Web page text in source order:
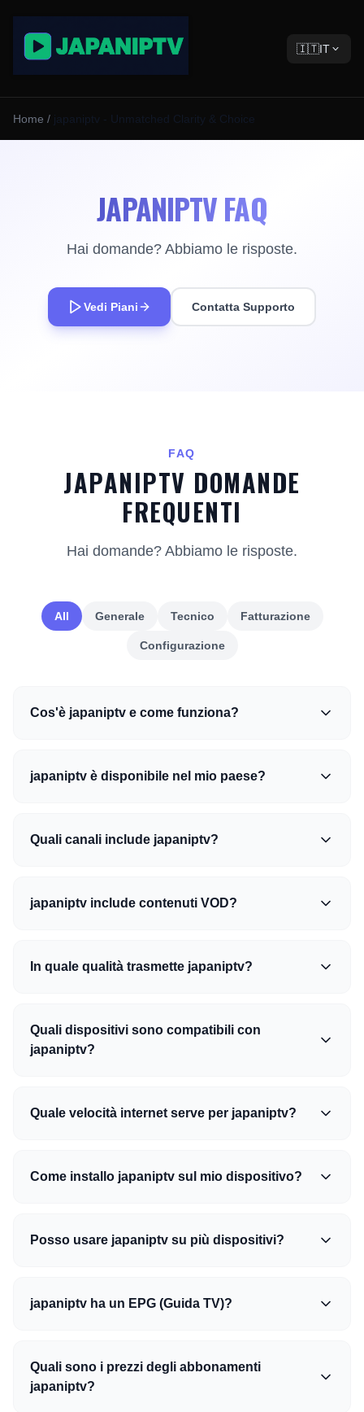
🇮🇹IT
Home / japaniptv - Unmatched Clarity & Choice
JAPANIPTV FAQ
Hai domande? Abbiamo le risposte.
Vedi Piani Contatta Supporto
FAQ
JAPANIPTV DOMANDE
FREQUENTI
Hai domande? Abbiamo le risposte.
All Generale Tecnico Fatturazione
Configurazione
Cos'è japaniptv e come funziona?
japaniptv è disponibile nel mio paese?
Quali canali include japaniptv?
japaniptv include contenuti VOD?
In quale qualità trasmette japaniptv?
Quali dispositivi sono compatibili con
japaniptv?
Quale velocità internet serve per japaniptv?
Come installo japaniptv sul mio dispositivo?
Posso usare japaniptv su più dispositivi?
japaniptv ha un EPG (Guida TV)?
Quali sono i prezzi degli abbonamenti
japaniptv?